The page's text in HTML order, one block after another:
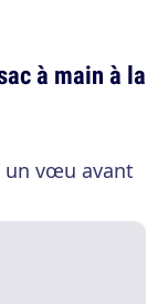
à main à la
un vœu avant